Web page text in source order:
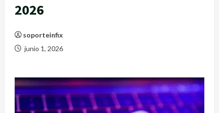
2026
soporteinfix
junio 1, 2026